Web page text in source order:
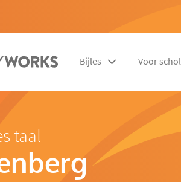
Bijles Voor
taal